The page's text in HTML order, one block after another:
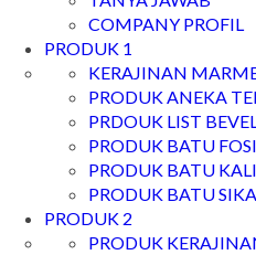
COMPANY PROFIL
PRODUK 1
KERAJINAN
PRODUK ANEKA
PRDOUK LIST
PRODUK BATU
PRODUK BATU KALI
PRODUK BATU
PRODUK 2
PRODUK